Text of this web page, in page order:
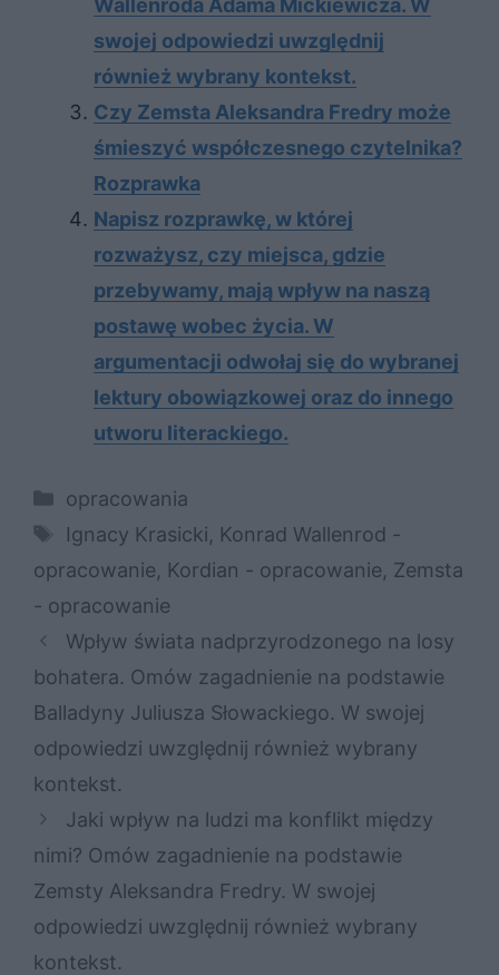
Wallenroda Adama Mickiewicza. W
swojej odpowiedzi uwzględnij
również wybrany kontekst.
Czy Zemsta Aleksandra Fredry może
śmieszyć współczesnego czytelnika?
Rozprawka
Napisz rozprawkę, w której
rozważysz, czy miejsca, gdzie
przebywamy, mają wpływ na naszą
postawę wobec życia. W
argumentacji odwołaj się do wybranej
lektury obowiązkowej oraz do innego
utworu literackiego.
Kategorie
opracowania
Tagi
Ignacy Krasicki, Konrad Wallenrod -
opracowanie, Kordian - opracowanie, Zemsta
- opracowanie
Wpływ świata nadprzyrodzonego na losy
bohatera. Omów zagadnienie na podstawie
Balladyny Juliusza Słowackiego. W swojej
odpowiedzi uwzględnij również wybrany
kontekst.
Jaki wpływ na ludzi ma konflikt między
nimi? Omów zagadnienie na podstawie
Zemsty Aleksandra Fredry. W swojej
odpowiedzi uwzględnij również wybrany
kontekst.